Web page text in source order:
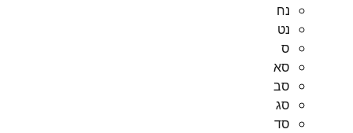
נח
נט
ס
סא
סב
סג
סד